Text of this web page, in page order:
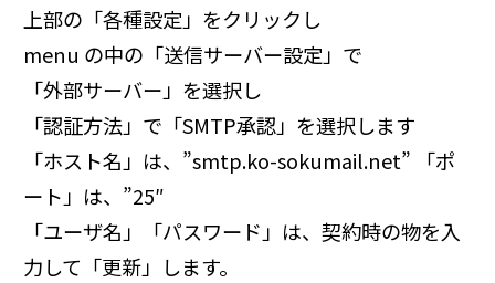
上部の「各種設定」をクリックし
menu の中の「送信サーバー設定」で
「外部サーバー」を選択し
「認証方法」で「SMTP承認」を選択します
「ホスト名」は、”smtp.ko-sokumail.net” 「ポ
ート」は、”25″
「ユーザ名」「パスワード」は、契約時の物を入
力して「更新」します。